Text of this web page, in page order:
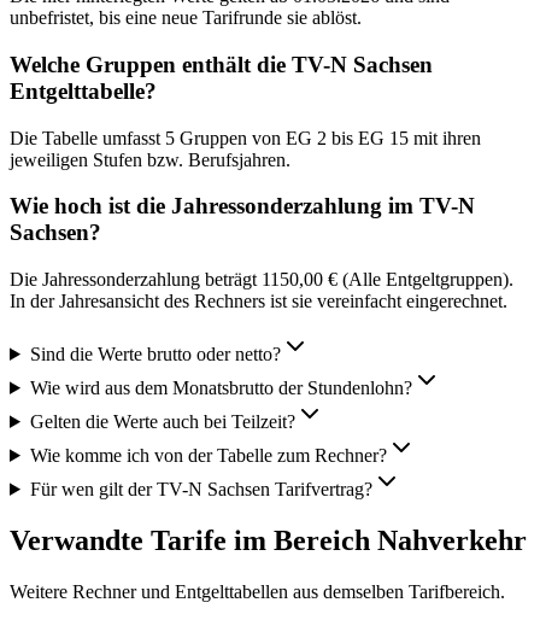
unbefristet, bis eine neue Tarifrunde sie ablöst.
Welche Gruppen enthält die TV-N Sachsen
Entgelttabelle?
Die Tabelle umfasst 5 Gruppen von EG 2 bis EG 15 mit ihren
jeweiligen Stufen bzw. Berufsjahren.
Wie hoch ist die Jahressonderzahlung im TV-N
Sachsen?
Die Jahressonderzahlung beträgt 1150,00 € (Alle Entgeltgruppen).
In der Jahresansicht des Rechners ist sie vereinfacht eingerechnet.
Sind die Werte brutto oder netto?
Wie wird aus dem Monatsbrutto der Stundenlohn?
Gelten die Werte auch bei Teilzeit?
Wie komme ich von der Tabelle zum Rechner?
Für wen gilt der TV-N Sachsen Tarifvertrag?
Verwandte Tarife im Bereich Nahverkehr
Weitere Rechner und Entgelttabellen aus demselben Tarifbereich.